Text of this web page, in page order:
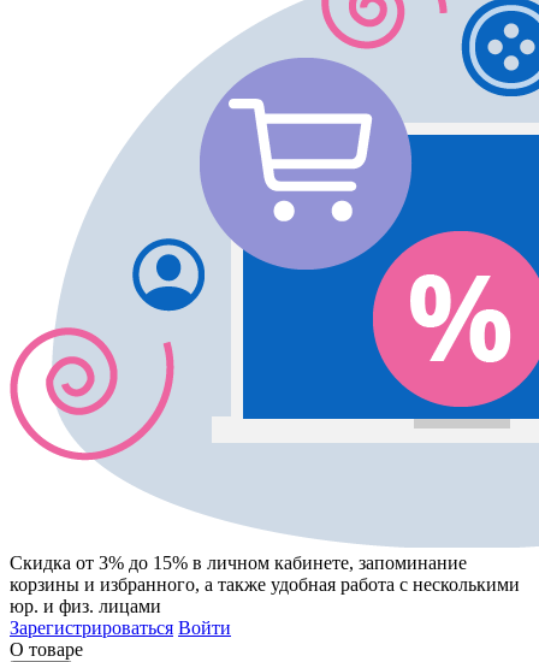
Скидка от 3% до 15% в личном кабинете, запоминание
корзины и избранного, а также удобная работа с несколькими
юр. и физ. лицами
Зарегистрироваться Войти
О товаре